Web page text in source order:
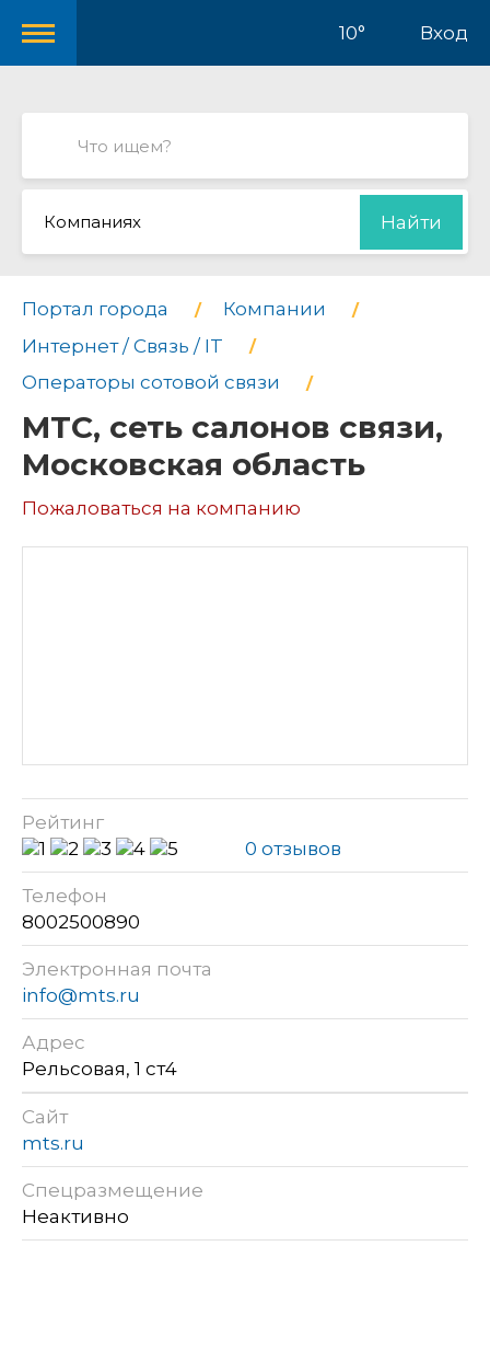
10° Вход
Компаниях Найти
Портал города
Компании
Интернет / Связь / IT
Операторы сотовой связи
МТС, сеть салонов связи,
Московская область
Пожаловаться на компанию
Рейтинг
0 отзывов
Телефон
8002500890
Электронная почта
info@mts.ru
Адрес
Рельсовая, 1 ст4
Сайт
mts.ru
Спецразмещение
Неактивно